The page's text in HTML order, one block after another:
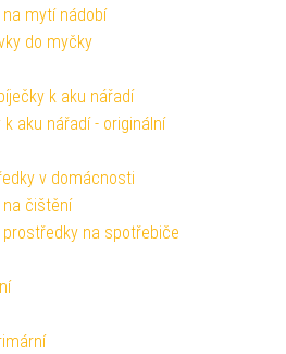
na mytí nádobí
do myčky
k aku nářadí
k aku nářadí - originální
v domácnosti
na čištění
prostředky na spotřebiče